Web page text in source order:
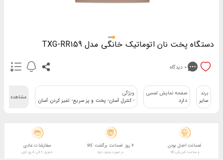
دستگاه پخت نان اتوماتیک خانگی مدل TXG-RR159
0 دیدگاه
برند
سایر
صفحه نمایش لمسی
دارد
ویژگی
- کنترل آسان- پخت و پز سریع- تمیز کردن آسان
مشاهده همه
ضمانت اصل بودن
و سلامت فیزیکی کالا
7 روز ضمانت برگشت کالا
در صورت وجود ایراد
سفارشات عادی
تحویل 2 الی 5 روز کاری